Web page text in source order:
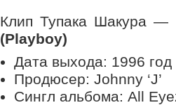
Клип Тупака Шакура —
(Playboy)
Дата выхода: 1996 год
Продюсер: Johnny ‘J’
Сингл альбома: All